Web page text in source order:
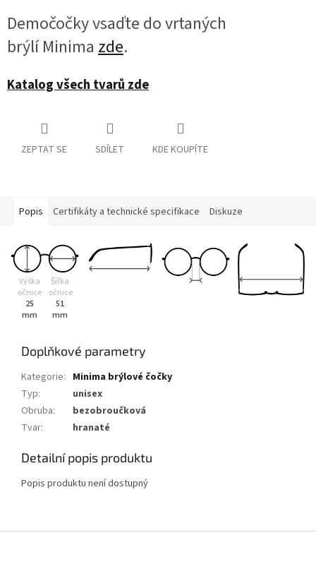
Demočočky vsaďte do vrtaných
brýlí Minima zde.
Katalog všech tvarů zde
ZEPTAT SE SDÍLET KDE KOUPÍTE
Popis Certifikáty a technické specifikace Diskuze
Výška
očnice
25
mm
Šířka
očnice
51
mm
Doplňkové parametry
Kategorie: Minima brýlové čočky
Typ:
unisex
Obruba:
bezobroučková
Tvar: hranaté
Detailní popis produktu
Popis produktu není dostupný